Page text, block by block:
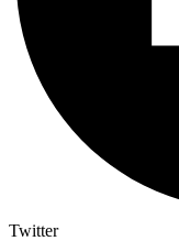
Twitter